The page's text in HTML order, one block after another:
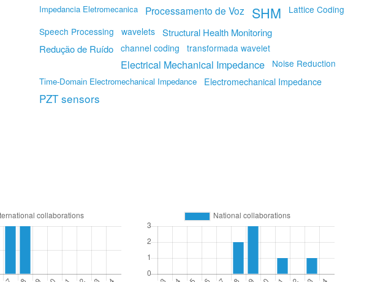
Impedancia Eletromecanica Processamento de Voz SHM
Lattice Coding
Speech Processing
wavelets Structural Health Monitoring
Redução de Ruído channel coding transformada wavelet
Electrical Mechanical Impedance Noise Reduction
Time-Domain Electromechanical Impedance Electromechanical Impedance
PZT sensors